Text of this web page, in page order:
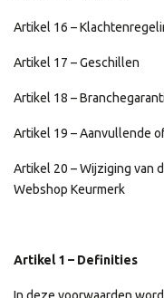
Artikel 16 –
Artikel 17 – Geschillen
Artikel 18 –
Artikel 19 – Aanvullende
Artikel 20 – Wijziging van
Webshop Keurmerk
Artikel 1 – Definities